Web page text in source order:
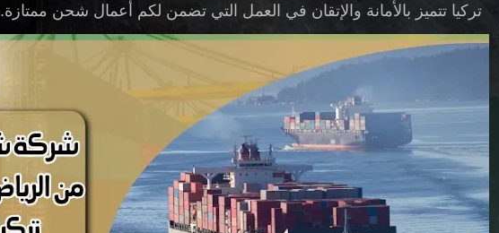
تركياتتميز بالأمانة والإتقان في العمل التي تضمن لكم أعمال شحن ممتازة.